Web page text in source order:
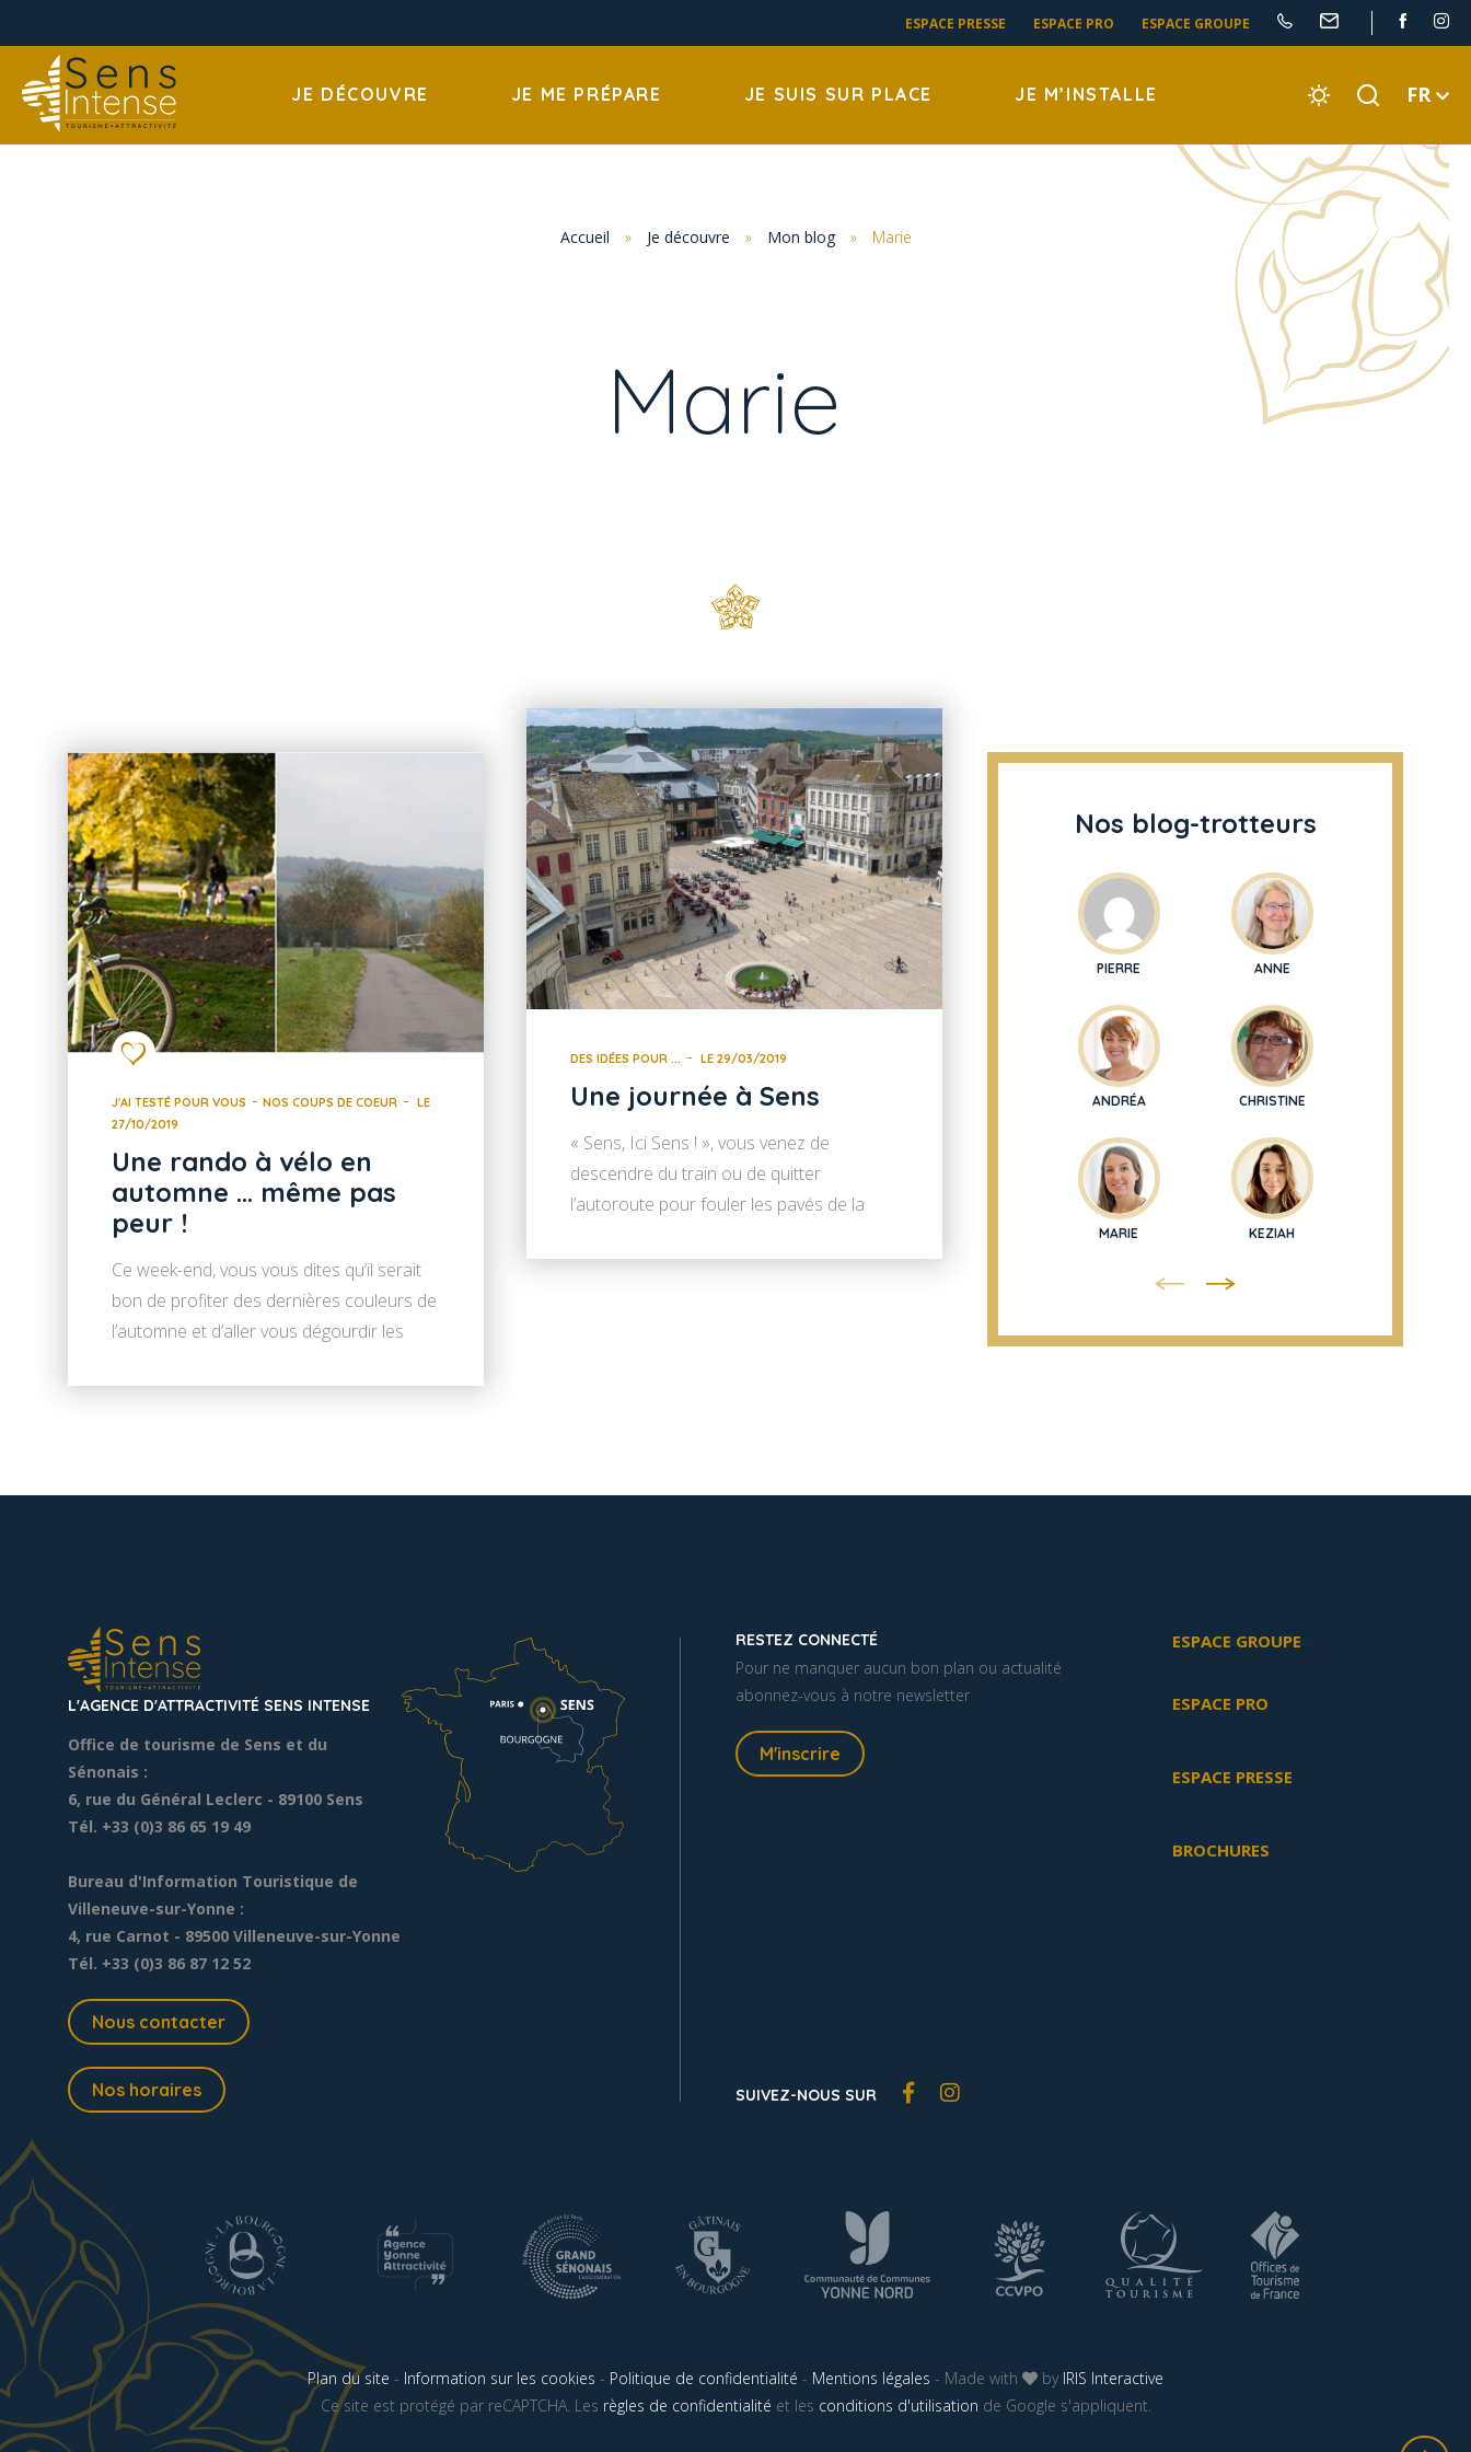
ESPACE PRESSE ESPACE PRO ESPACE GROUPE
JE DÉCOUVRE JE ME PRÉPARE JE SUIS SUR PLACE JE M’INSTALLE FR
Accueil » Je découvre » Mon blog » Marie
Marie
J'AI TESTÉ POUR VOUS NOS COUPS DE COEUR
LE
27/10/2019
Une rando à vélo en
automne … même pas
peur !
Ce week-end, vous vous dites qu’il serait
bon de profiter des dernières couleurs de
l’automne et d’aller vous dégourdir les
vous laissiez tenter par le circuit de 26km
DES IDÉES POUR ... LE 29/03/2019
Une journée à Sens
« Sens, Ici Sens ! », vous venez de
descendre du train ou de quitter
l’autoroute pour fouler les pavés de la
Brennus ». Par où commencer ? Voici
Nos blog-trotteurs
PIERRE ANNE
ANDRÉA CHRISTINE
MARIE KEZIAH
L'AGENCE D'ATTRACTIVITÉ SENS INTENSE
Office de tourisme de Sens et du
Sénonais :
6, rue du Général Leclerc - 89100 Sens
Tél. +33 (0)3 86 65 19 49
Bureau d'Information Touristique de
Villeneuve-sur-Yonne :
4, rue Carnot - 89500 Villeneuve-sur-Yonne
Tél. +33 (0)3 86 87 12 52
Nous contacter
Nos horaires
RESTEZ CONNECTÉ
Pour ne manquer aucun bon plan ou actualité
abonnez-vous à notre newsletter
M'inscrire
SUIVEZ-NOUS SUR
ESPACE GROUPE
ESPACE PRO
ESPACE PRESSE
BROCHURES
Plan du site - Information sur les cookies - Politique de confidentialité - Mentions légales - Made with by IRIS Interactive
Ce site est protégé par reCAPTCHA. Les règles de confidentialité et les conditions d'utilisation de Google s'appliquent.